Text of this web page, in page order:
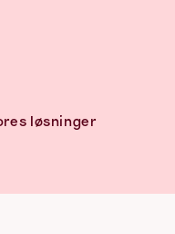
løsninger